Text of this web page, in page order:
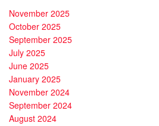
November 2025
October 2025
September 2025
July 2025
June 2025
January 2025
November 2024
September 2024
August 2024